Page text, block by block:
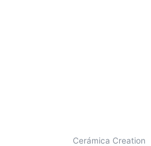
Cerámica Creation